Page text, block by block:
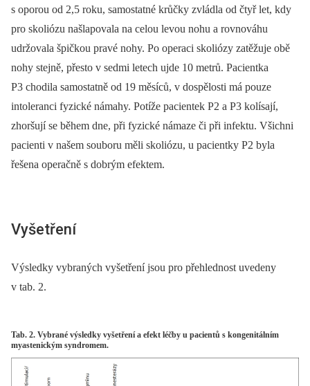
s oporou od 2,5 roku, samostatné krůčky zvládla od čtyř let, kdy
pro skoliózu našlapovala na celou levou nohu a rovnováhu
udržovala špičkou pravé nohy. Po operaci skoliózy zatěžuje obě
nohy stejně, přesto v sedmi letech ujde 10 metrů. Pacientka
P3 chodila samostatně od 19 měsíců, v dospělosti má pouze
intoleranci fyzické námahy. Potíže pacientek P2 a P3 kolísají,
zhoršují se během dne, při fyzické námaze či při infektu. Všichni
pacienti v našem souboru měli skoliózu, u pacientky P2 byla
řešena operačně s dobrým efektem.
Vyšetření
Výsledky vybraných vyšetření jsou pro přehlednost uvedeny
v tab. 2.
Tab. 2. Vybrané výsledky vyšetření a efekt léčby u pacientů s kongenitálním
myastenickým syndromem.